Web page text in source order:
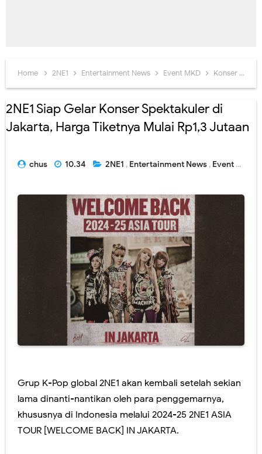
Home 2NE1 Entertainment News Event MKD Konser 2NE1 di Jakarta
2NE1 Siap Gelar Konser Spektakuler di
Jakarta, Harga Tiketnya Mulai Rp1,3 Jutaan
chus 10.34 2NE1 , Entertainment News , Event MKD
Grup K-Pop global 2NE1 akan kembali setelah sekian
lama dinanti-nantikan oleh para penggemarnya,
khususnya di Indonesia melalui 2024-25 2NE1 ASIA
TOUR [WELCOME BACK] IN JAKARTA.